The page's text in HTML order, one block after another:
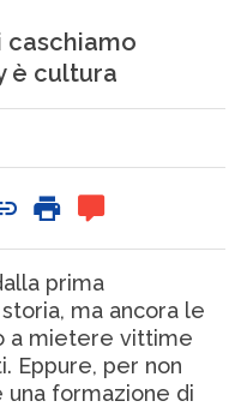
caschiamo
è cultura
prima
ma ancora le
a mietere vittime
Eppure, per non
formazione di